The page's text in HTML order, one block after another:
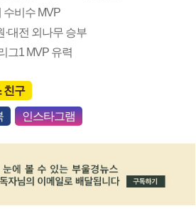
수비수 MVP
대전 외나무 승부
그1 MVP 유력
친구
인스타그램